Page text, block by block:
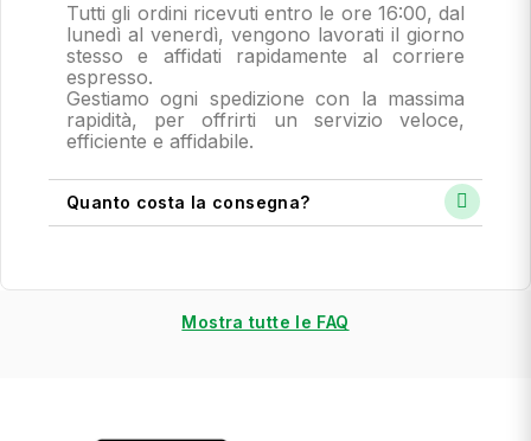
Tutti gli ordini ricevuti entro le ore 16:00, dal
lunedì al venerdì, vengono lavorati il giorno
stesso e affidati rapidamente al corriere
espresso.
Gestiamo ogni spedizione con la massima
rapidità, per offrirti un servizio veloce,
efficiente e affidabile.
Quanto costa la consegna?
Mostra tutte le FAQ